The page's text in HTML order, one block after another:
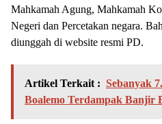
Mahkamah Agung, Mahkamah
Negeri dan Percetakan negara.
diunggah di website resmi PD.
Artikel Terkait : Sebanyak
Boalemo Terdampak Banjir